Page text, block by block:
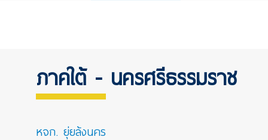
หจก. ยุ่ยล้งนคร
ภาคใต้ - นครศรีธรรมราช